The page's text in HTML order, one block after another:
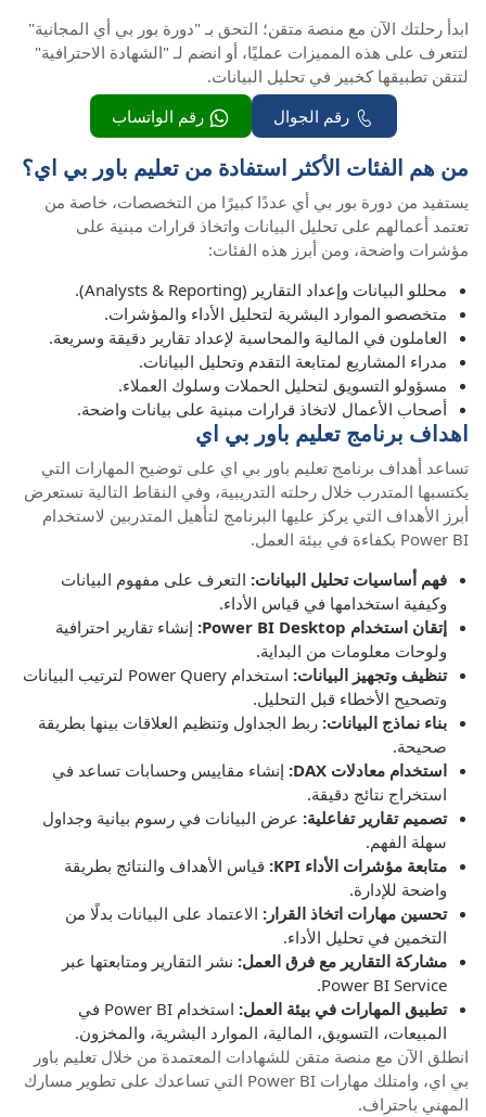
ابدأ رحلتك الآن مع منصة متقن؛ التحق بـ "دورة بور بي أي المجانية"
لتتعرف على هذه المميزات عمليًا، أو انضم لـ "الشهادة الاحترافية"
لتتقن تطبيقها كخبير في تحليل البيانات.
رقم الجوال
رقم الواتساب
من هم الفئات الأكثر استفادة من تعليم باور بي اي؟
يستفيد من دورة بور بي أي عددًا كبيرًا من التخصصات، خاصة من
تعتمد أعمالهم على تحليل البيانات واتخاذ قرارات مبنية على
مؤشرات واضحة، ومن أبرز هذه الفئات:
محللو البيانات وإعداد التقارير (Analysts & Reporting).
متخصصو الموارد البشرية لتحليل الأداء والمؤشرات.
العاملون في المالية والمحاسبة لإعداد تقارير دقيقة وسريعة.
مدراء المشاريع لمتابعة التقدم وتحليل البيانات.
مسؤولو التسويق لتحليل الحملات وسلوك العملاء.
أصحاب الأعمال لاتخاذ قرارات مبنية على بيانات واضحة.
اهداف برنامج تعليم باور بي اي
تساعد أهداف برنامج تعليم باور بي اي على توضيح المهارات التي
يكتسبها المتدرب خلال رحلته التدريبية، وفي النقاط التالية نستعرض
أبرز الأهداف التي يركز عليها البرنامج لتأهيل المتدربين لاستخدام
Power BI بكفاءة في بيئة العمل.
فهم أساسيات تحليل البيانات: التعرف على مفهوم البيانات
وكيفية استخدامها في قياس الأداء.
إتقان استخدام Power BI Desktop:
إنشاء تقارير احترافية
ولوحات معلومات من البداية.
تنظيف وتجهيز البيانات:
استخدام Power Query لترتيب البيانات
وتصحيح الأخطاء قبل التحليل.
بناء نماذج البيانات: ربط الجداول وتنظيم العلاقات بينها بطريقة
صحيحة.
استخدام معادلات DAX:
إنشاء مقاييس وحسابات تساعد في
استخراج نتائج دقيقة.
تصميم تقارير تفاعلية: عرض البيانات في رسوم بيانية وجداول
سهلة الفهم.
متابعة مؤشرات الأداء KPI:
قياس الأهداف والنتائج بطريقة
واضحة للإدارة.
تحسين مهارات اتخاذ القرار: الاعتماد على البيانات بدلًا من
التخمين في تحليل الأداء.
مشاركة التقارير مع فرق العمل: نشر التقارير ومتابعتها عبر
Power BI Service.
تطبيق المهارات في بيئة العمل:
استخدام Power BI في
المبيعات، التسويق، المالية، الموارد البشرية، والمخزون.
انطلق الآن مع منصة متقن للشهادات المعتمدة من خلال تعليم باور
بي اي، وامتلك مهارات Power BI التي تساعدك على تطوير مسارك
المهني باحتراف.